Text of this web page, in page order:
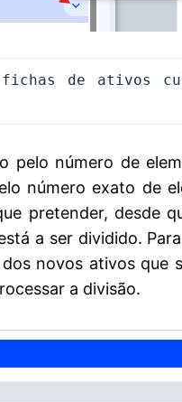
de ativos
pelo número de
número exato de
pretender, desde
a ser dividido.
novos ativos que
a divisão.